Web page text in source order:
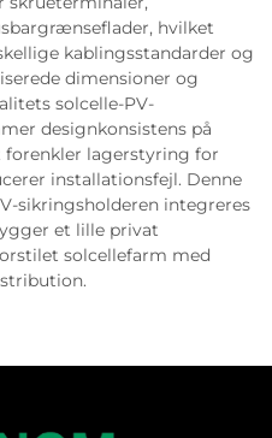
hvilket
kablingsstandarder og
dimensioner og
solcelle-PV-
designkonsistens på
lagerstyring for
installationsfejl. Denne
sikringsholderen integreres
et lille privat
solcellefarm med